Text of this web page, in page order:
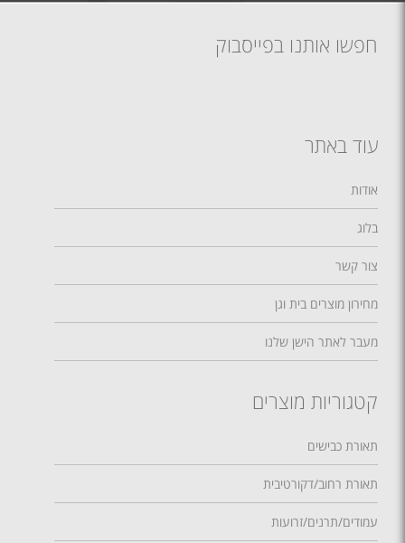
חפשו אותנו בפייסבוק
עוד באתר
אודות
בלוג
צור קשר
מחירון מוצרים בית וגן
מעבר לאתר הישן שלנו
קטגוריות מוצרים
תאורת כבישים
תאורת רחוב/דקורטיבית
עמודים/תרנים/זרועות